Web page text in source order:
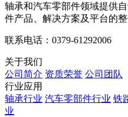
轴承和汽车零部件领域提供
件产品、解决方案及平台的
联系电话：0379-61292006
关于我们
公司简介 资质荣誉 公司团队
行业应用
轴承行业 汽车零部件行业 铁
业